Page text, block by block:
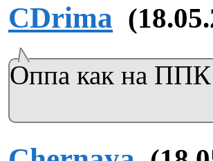
CDrima
Оппа как на